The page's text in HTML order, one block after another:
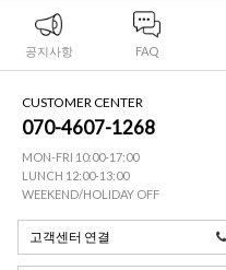
공지사항 FAQ
CUSTOMER CENTER
070-4607-1268
MON-FRI 10:00-17:00
LUNCH 12:00-13:00
WEEKEND/HOLIDAY OFF
고객센터 연결